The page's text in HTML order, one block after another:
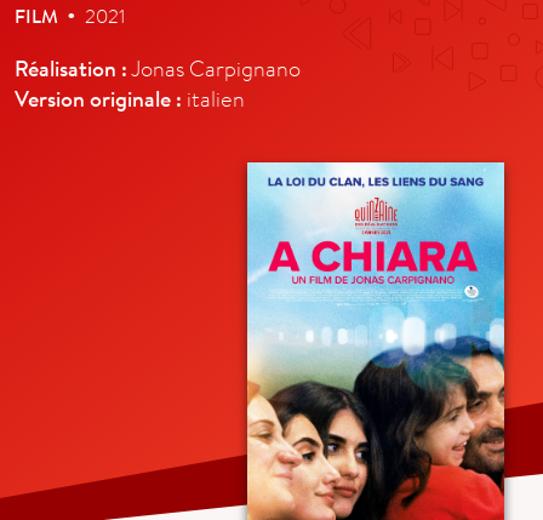
FILM • 2021
Réalisation :Jonas Carpignano
Version originale : italien